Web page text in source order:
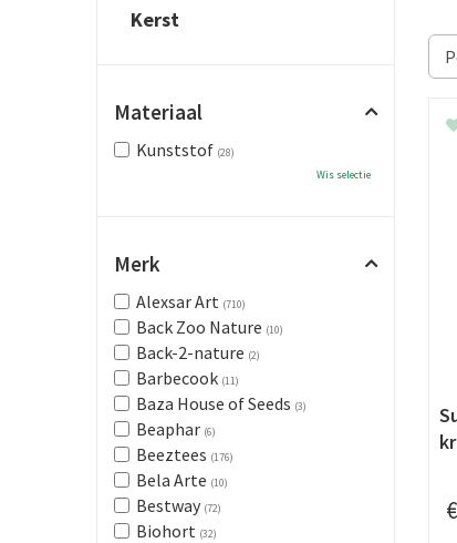
€
Kerst
Materiaal
Kunststof (28)
Wis selectie
Merk
Alexsar Art (710)
Back Zoo Nature (10)
Back-2-nature (2)
Barbecook (11)
Baza House of Seeds (3)
Beaphar (6)
Beeztees (176)
Bela Arte (10)
Bestway (72)
Biohort (32)